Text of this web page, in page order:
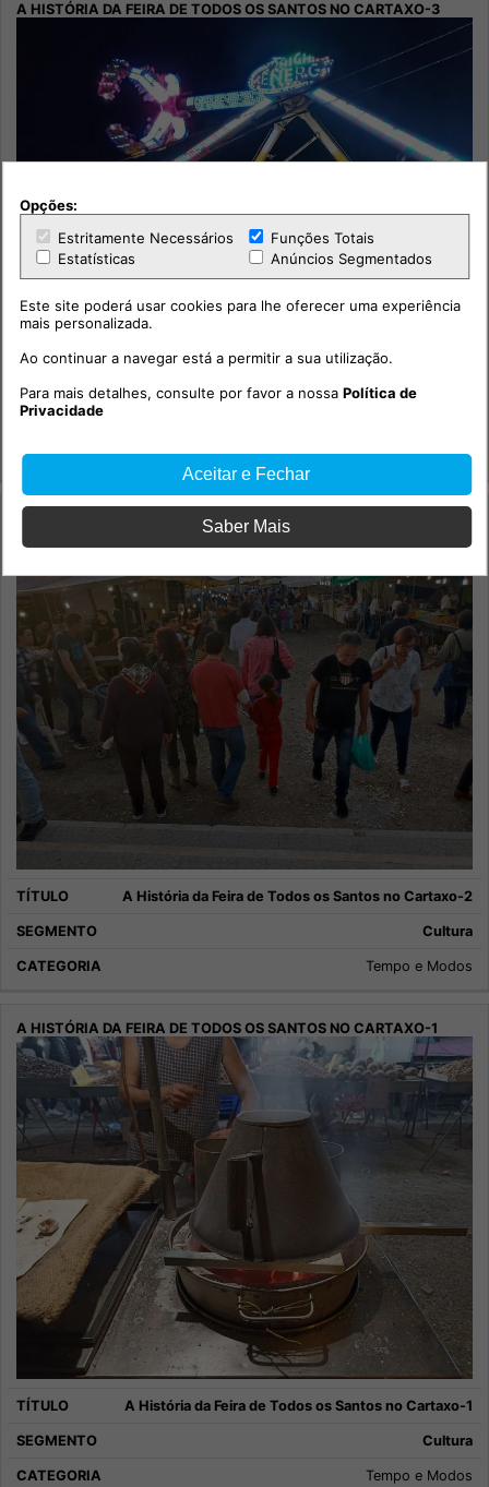
A História da Feira de Todos os Santos no Cartaxo-3
Tempo e Modos
A História da Feira de Todos os Santos no Cartaxo-2
Cultura
Tempo e Modos
A História da Feira de Todos os Santos no Cartaxo-1
Cultura
Tempo e Modos
Opções:
Estritamente Necessários
Funções Totais
Estatísticas
Anúncios Segmentados
Este site poderá usar cookies para lhe oferecer uma experiência
mais personalizada.
Ao continuar a navegar está a permitir a sua utilização.
Para mais detalhes, consulte por favor a nossaPolítica de
Privacidade
Aceitar e Fechar
Saber Mais